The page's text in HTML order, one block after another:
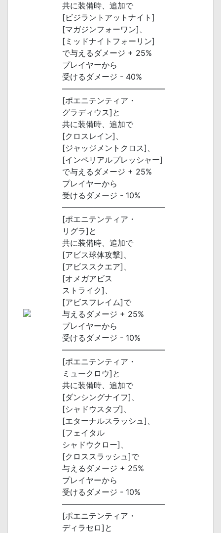
共に装備時、追加で
[ビジラントアットナイト]
[マガジンフォーワン]、
[ミッドナイトフォーリン]
で与えるダメージ + 25%
プレイヤーから
受けるダメージ - 40%
―――――――――――――
[ポエニテンティア・
グラディウス]と
共に装備時、追加で
[クロスレイン]、
[ジャッジメントクロス]、
[インペリアルプレッシャー]
で与えるダメージ + 25%
プレイヤーから
受けるダメージ - 10%
―――――――――――――
[ポエニテンティア・
リグラ]と
共に装備時、追加で
[アビス球体攻撃]、
[アビススクエア]、
[オメガアビス
ストライク]、
[アビスフレイム]で
与えるダメージ + 25%
プレイヤーから
受けるダメージ - 10%
―――――――――――――
[ポエニテンティア・
ミュークロウ]と
共に装備時、追加で
[ダンシングナイフ]、
[シャドウスタブ]、
[エターナルスラッシュ]、
[フェイタル
シャドウクロー]、
[クロススラッシュ]で
与えるダメージ + 25%
プレイヤーから
受けるダメージ - 10%
―――――――――――――
[ポエニテンティア・
ディラセロ]と